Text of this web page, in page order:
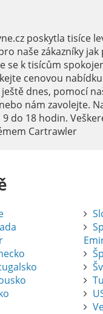
poskytla tisíce
naše zákazníky
se k tisícům
cenovou
dnes, pomocí
nám zavolejte.
do 18 hodin.
Cartrawler